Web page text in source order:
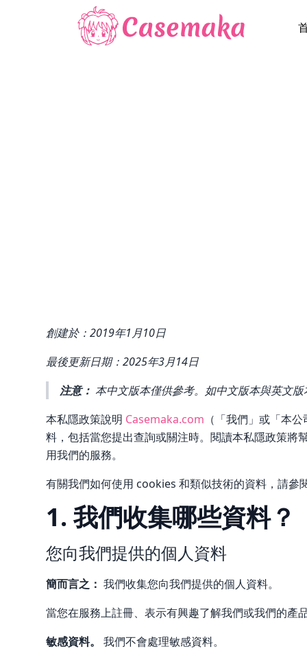
創建於：2019年1月10日
最後更新日期：2025年3月14日
注意： 本中文版本僅供參考。如中文版本與英文
本私隱政策說明 Casemaka.com （「我們」或「本
料，包括當您提出查詢或關注時。閱讀本私隱政策將
用我們的服務。
有關我們如何使用 cookies 和類似技術的資料，請參
1. 我們收集哪些資料？
您向我們提供的個人資料
簡而言之： 我們收集您向我們提供的個人資料。
當您在服務上註冊、表示有興趣了解我們或我們的產
敏感資料。
我們不會處理敏感資料。